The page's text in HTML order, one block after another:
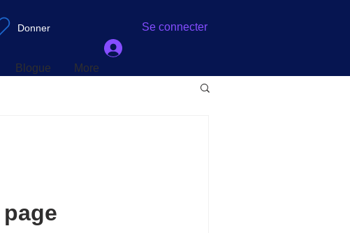
Blogue More
Donner Se connecter
Blogue